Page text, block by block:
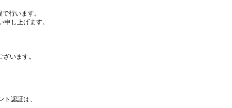
行います。
し上げます。
います。
ト認証は、